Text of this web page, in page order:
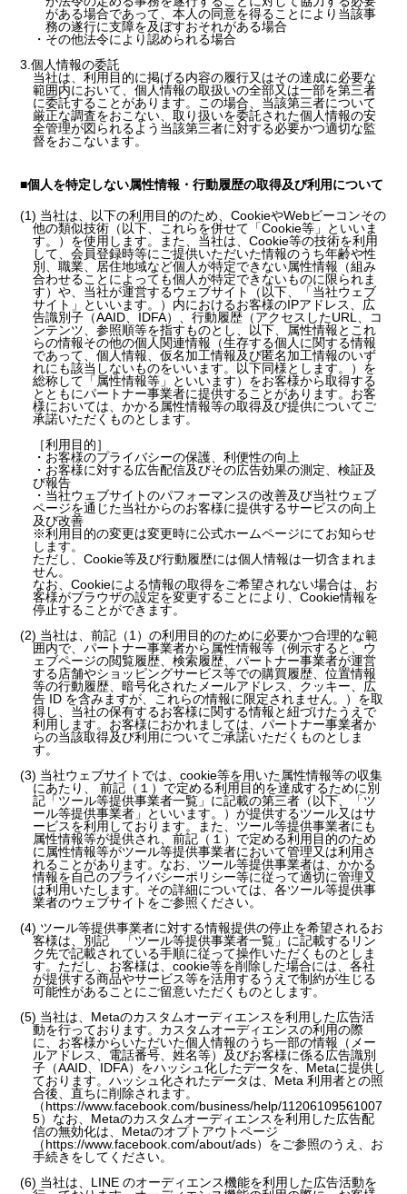
がある場合であって、本人の同意を得ることにより当該事
務の遂行に支障を及ぼすおそれがある場合
・その他法令により認められる場合
3.個人情報の委託
当社は、利用目的に掲げる内容の履行又はその達成に必要な
範囲内において、個人情報の取扱いの全部又は一部を第三者
に委託することがあります。この場合、当該第三者について
厳正な調査をおこない、取り扱いを委託された個人情報の安
全管理が図られるよう当該第三者に対する必要かつ適切な監
督をおこないます。
■個人を特定しない属性情報・行動履歴の取得及び利用について
(1) 当社は、以下の利用目的のため、CookieやWebビーコンその
他の類似技術（以下、これらを併せて「Cookie等」といいま
す。）を使用します。また、当社は、Cookie等の技術を利用
して、会員登録時等にご提供いただいた情報のうち年齢や性
別、職業、居住地域など個人が特定できない属性情報（組み
合わせることによっても個人が特定できないものに限られま
す）や、当社が運営するウェブサイト（以下、「当社ウェブ
サイト」といいます。）内におけるお客様のIPアドレス、広
告識別子（AAID、IDFA）、行動履歴（アクセスしたURL、コ
ンテンツ、参照順等を指すものとし、以下、属性情報とこれ
らの情報その他の個人関連情報（生存する個人に関する情報
であって、個人情報、仮名加工情報及び匿名加工情報のいず
れにも該当しないものをいいます。以下同様とします。）を
総称して「属性情報等」といいます）をお客様から取得する
とともにパートナー事業者に提供することがあります。お客
様においては、かかる属性情報等の取得及び提供についてご
承諾いただくものとします。
［利用目的］
・お客様のプライバシーの保護、利便性の向上
・お客様に対する広告配信及びその広告効果の測定、検証及
び報告
・当社ウェブサイトのパフォーマンスの改善及び当社ウェブ
ページを通じた当社からのお客様に提供するサービスの向上
及び改善
※利用目的の変更は変更時に公式ホームページにてお知らせ
します。
ただし、Cookie等及び行動履歴には個人情報は一切含まれま
せん。
なお、Cookieによる情報の取得をご希望されない場合は、お
客様がブラウザの設定を変更することにより、Cookie情報を
停止することができます。
(2) 当社は、前記（1）の利用目的のために必要かつ合理的な範
囲内で、パートナー事業者から属性情報等（例示すると、ウ
ェブページの閲覧履歴、検索履歴、パートナー事業者が運営
する店舗やショッピングサービス等での購買履歴、位置情報
等の行動履歴、暗号化されたメールアドレス、クッキー、広
告 ID を含みますが、これらの情報に限定されません。）を取
得し、当社の保有するお客様に関する情報と紐づけたうえで
利用します。お客様におかれましては、パートナー事業者か
らの当該取得及び利用についてご承諾いただくものとしま
す。
(3) 当社ウェブサイトでは、cookie等を用いた属性情報等の収集
にあたり、 前記（１）で定める利用目的を達成するために別
記「ツール等提供事業者一覧」に記載の第三者（以下、「ツ
ール等提供事業者」といいます。）が提供するツール又はサ
ービスを利用しております。また、ツール等提供事業者にも
属性情報等が提供され、前記（１）で定める利用目的のため
に属性情報等がツール等提供事業者において管理又は利用さ
れることがあります。なお、ツール等提供事業者は、かかる
情報を自己のプライバシーポリシー等に従って適切に管理又
は利用いたします。その詳細については、各ツール等提供事
業者のウェブサイトをご参照ください。
(4) ツール等提供事業者に対する情報提供の停止を希望されるお
客様は、別記 「ツール等提供事業者一覧」に記載するリン
ク先で記載されている手順に従って操作いただくものとしま
す。ただし、お客様は、cookie等を削除した場合には、各社
が提供する商品やサービス等を活用するうえで制約が生じる
可能性があることにご留意いただくものとします。
(5) 当社は、Metaのカスタムオーディエンスを利用した広告活
動を行っております。カスタムオーディエンスの利用の際
に、お客様からいただいた個人情報のうち一部の情報（メー
ルアドレス、電話番号、姓名等）及びお客様に係る広告識別
子（AAID、IDFA）をハッシュ化したデータを、Metaに提供し
ております。ハッシュ化されたデータは、Meta 利用者との照
合後、直ちに削除されます。
（https://www.facebook.com/business/help/11206109561007
5）なお、Metaのカスタムオーディエンスを利用した広告配
信の無効化は、Metaのオプトアウトページ
（https://www.facebook.com/about/ads）をご参照のうえ、お
手続きをしてください。
(6) 当社は、LINE のオーディエンス機能を利用した広告活動を